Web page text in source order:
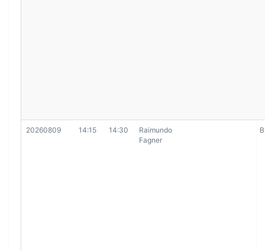
20260809 14:15 14:30
Raimundo
Fagner